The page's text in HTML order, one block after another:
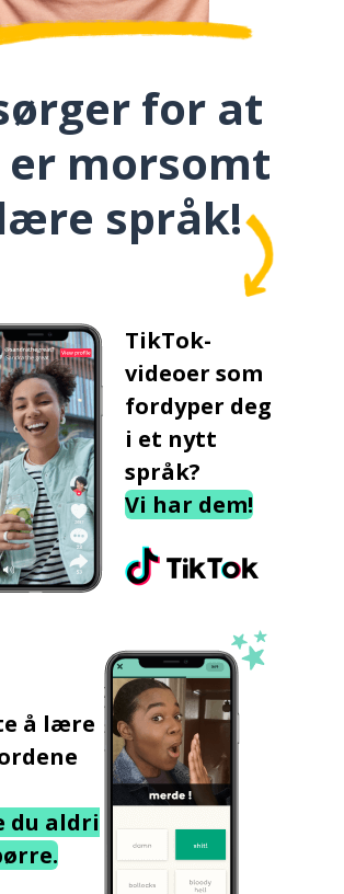
for at
er morsomt
språk!
TikTok-
videoer som
fordyper deg
i et nytt
språk?
Vi har dem!
å lære
du aldri